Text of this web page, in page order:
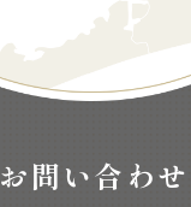
お問い合わせ